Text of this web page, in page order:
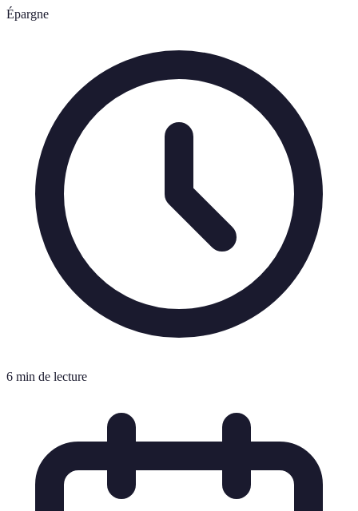
Épargne
6 min de lecture